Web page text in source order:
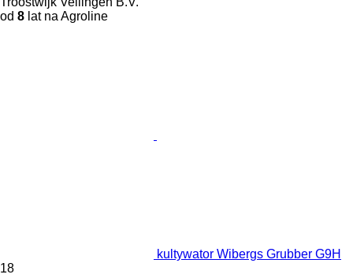
od 8 lat na Agroline
kultywator Wibergs Grubber G9H
18